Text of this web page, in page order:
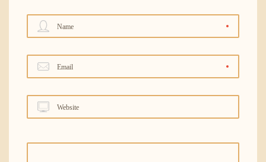
Name
Email
Website